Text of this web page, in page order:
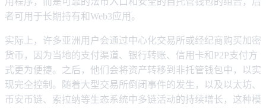
者可用于长期持有和Web3应用。
实际上，许多亚洲用户会通过中心化交易所或经纪商购买加密
货币，因为当地的支付渠道、银行转账、信用卡和P2P支付方
式更为便捷。之后，他们会将资产转移到非托管钱包中，以实
现完全控制。随着大型交易所倒闭事件的发生，以及以太坊、
币安币链、索拉纳等生态系统中多链活动的持续增长，这种模